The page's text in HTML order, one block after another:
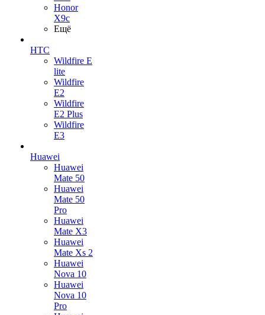
Honor
X9c
Ещё
HTC
Wildfire E
lite
Wildfire
E2
Wildfire
E2 Plus
Wildfire
E3
Huawei
Huawei
Mate 50
Huawei
Mate 50
Pro
Huawei
Mate X3
Huawei
Mate Xs 2
Huawei
Nova 10
Huawei
Nova 10
Pro